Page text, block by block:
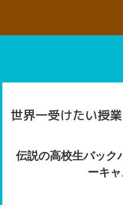
世界一受けたい授業
伝説の高校生バック
ーキ